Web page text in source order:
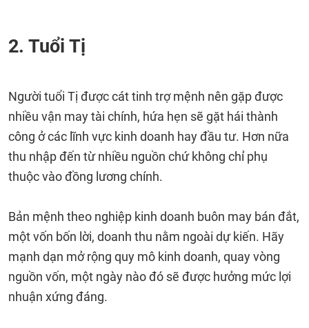
2. Tuổi Tị
Người tuổi Tị được cát tinh trợ mệnh nên gặp được
nhiều vận may tài chính, hứa hẹn sẽ gặt hái thành
công ở các lĩnh vực kinh doanh hay đầu tư. Hơn nữa
thu nhập đến từ nhiều nguồn chứ không chỉ phụ
thuộc vào đồng lương chính.
Bản mệnh theo nghiệp kinh doanh buôn may bán đắt,
một vốn bốn lời, doanh thu nằm ngoài dự kiến. Hãy
mạnh dạn mở rộng quy mô kinh doanh, quay vòng
nguồn vốn, một ngày nào đó sẽ được hưởng mức lợi
nhuận xứng đáng.